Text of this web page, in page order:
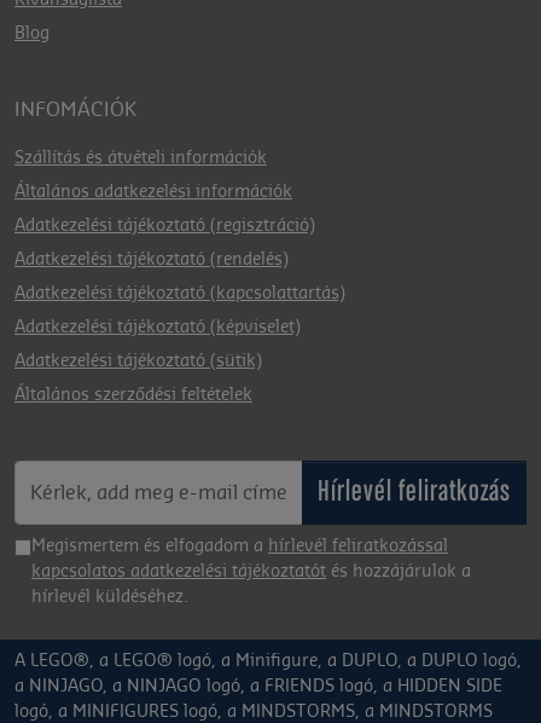
Blog
INFOMÁCIÓK
Szállítás és átvételi információk
Általános adatkezelési információk
Adatkezelési tájékoztató (regisztráció)
Adatkezelési tájékoztató (rendelés)
Adatkezelési tájékoztató (kapcsolattartás)
Adatkezelési tájékoztató (képviselet)
Adatkezelési tájékoztató (sütik)
Általános szerződési feltételek
Hírlevél feliratkozás
Megismertem és elfogadom a hírlevél feliratkozással
kapcsolatos adatkezelési tájékoztatót és hozzájárulok a
hírlevél küldéséhez.
A LEGO®, a LEGO® logó, a Minifigure, a DUPLO, a DUPLO logó,
a NINJAGO, a NINJAGO logó, a FRIENDS logó, a HIDDEN SIDE
logó, a MINIFIGURES logó, a MINDSTORMS, a MINDSTORMS